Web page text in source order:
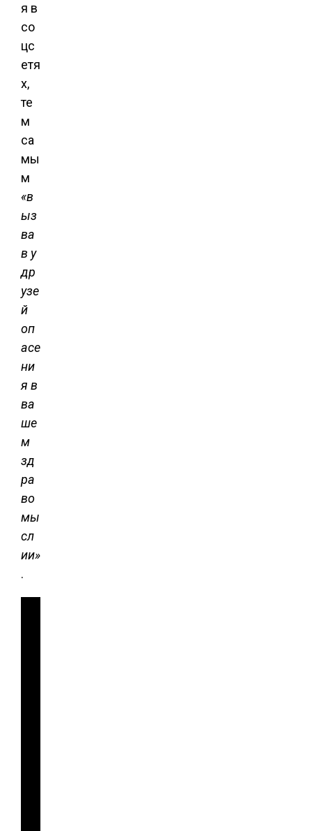
я в
со
цс
етя
х,
те
м
са
мы
м
«в
ыз
ва
в у
др
узе
й
оп
асе
ни
я в
ва
ше
м
зд
ра
во
мы
сл
ии»
.